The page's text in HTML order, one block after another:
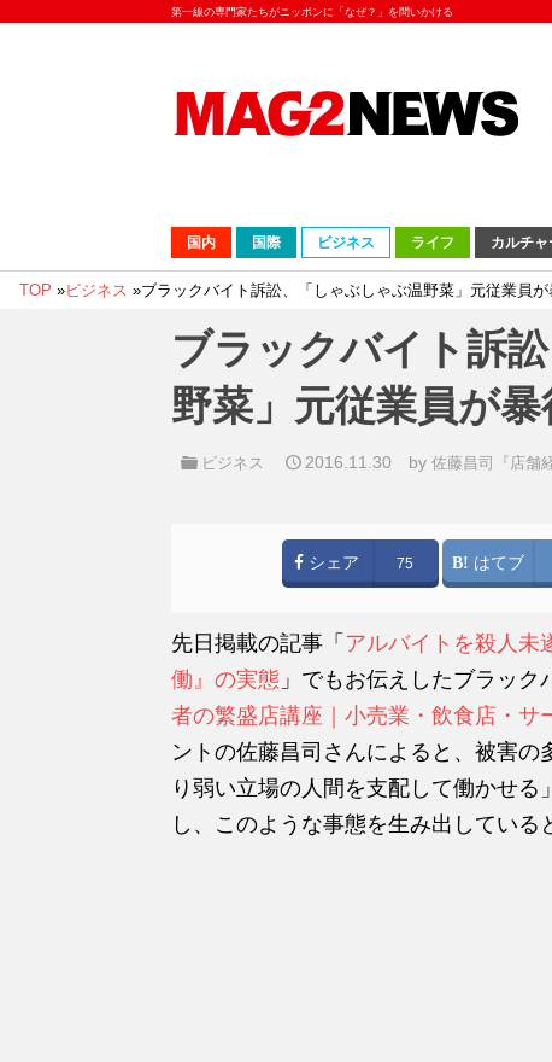
第一線の専門家たちがニッポンに「なぜ？」を問いかける
国内 国際 ビジネス ライフ カルチャ
TOP »ビジネス »ブラックバイト訴訟、「しゃぶしゃぶ温野菜」元従業員
ブラックバイト訴
野菜」元従業員が
ビジネス 2016.11.30 by佐藤昌司『店舗
シェア 75 はてブ
先日掲載の記事「 アルバイトを殺人
働』の実態 」でもお伝えしたブラッ
者の繁盛店講座｜小売業・飲食店・サ
ントの佐藤昌司さんによると、被害の
り弱い立場の人間を支配して働かせ
し、このような事態を生み出している